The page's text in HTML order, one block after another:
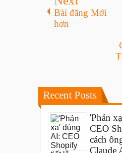
Bài đăng Mới
hơn
Recent Posts
'Phản
CEO
cách
Claude